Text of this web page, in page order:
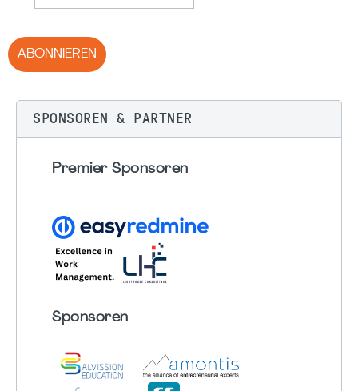
ABONNIEREN
SPONSOREN & PARTNER
Premier Sponsoren
Sponsoren